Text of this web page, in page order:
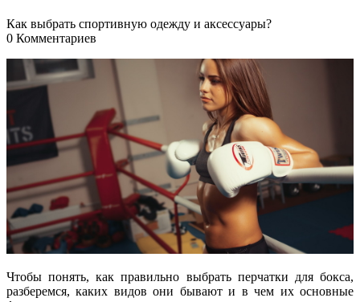
Как выбрать спортивную одежду и аксессуары?
0 Комментариев
Чтобы понять, как правильно выбрать перчатки для бокса,
разберемся, каких видов они бывают и в чем их основные